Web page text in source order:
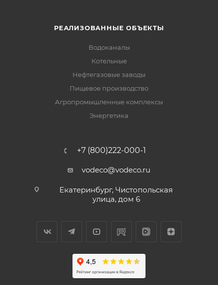
РЕАЛИЗОВАННЫЕ ОБЪЕКТЫ
Водоканалы
Котельные
Нефтегазовые заводы
Пищевое производство
Агропромышленные комплексы
Энергетика
+7 (800)222-000-1
vodeco@vodeco.ru
Екатеринбург, Чистопольская
улица, дом 6